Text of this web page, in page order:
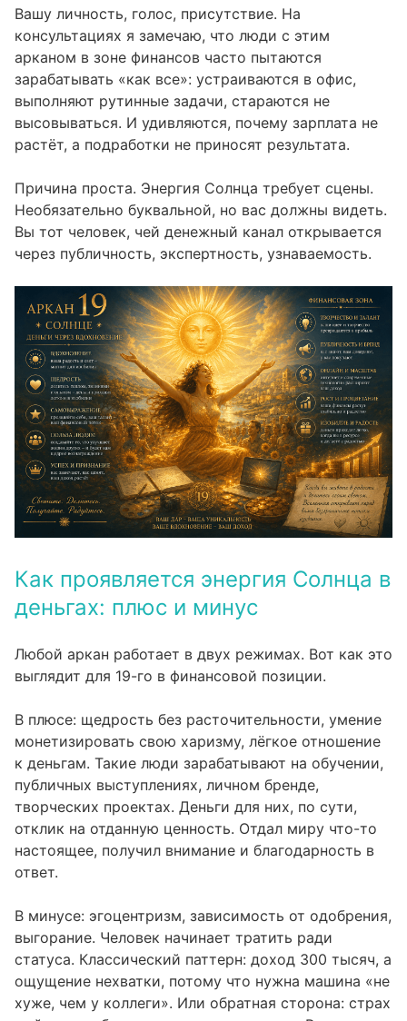
Вашу личность, голос, присутствие. На
консультациях я замечаю, что люди с этим
арканом в зоне финансов часто пытаются
зарабатывать «как все»: устраиваются в офис,
выполняют рутинные задачи, стараются не
высовываться. И удивляются, почему зарплата не
растёт, а подработки не приносят результата.
Причина проста. Энергия Солнца требует сцены.
Необязательно буквальной, но вас должны видеть.
Вы тот человек, чей денежный канал открывается
через публичность, экспертность, узнаваемость.
Как проявляется энергия Солнца в
деньгах: плюс и минус
Любой аркан работает в двух режимах. Вот как это
выглядит для 19-го в финансовой позиции.
В плюсе: щедрость без расточительности, умение
монетизировать свою харизму, лёгкое отношение
к деньгам. Такие люди зарабатывают на обучении,
публичных выступлениях, личном бренде,
творческих проектах. Деньги для них, по сути,
отклик на отданную ценность. Отдал миру что-то
настоящее, получил внимание и благодарность в
ответ.
В минусе: эгоцентризм, зависимость от одобрения,
выгорание. Человек начинает тратить ради
статуса. Классический паттерн: доход 300 тысяч, а
ощущение нехватки, потому что нужна машина «не
хуже, чем у коллеги». Или обратная сторона: страх